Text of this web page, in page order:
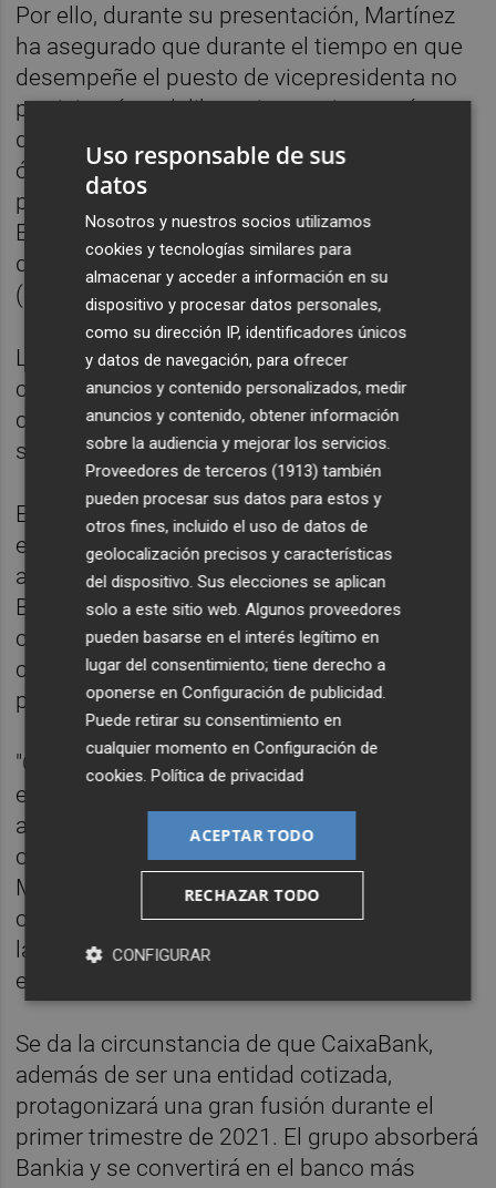
Por ello, durante su presentación, Martínez
ha asegurado que durante el tiempo en que
desempeñe el puesto de vicepresidenta no
participará en deliberaciones ni tomará
decisiones sobre CaixaBank, tanto en los
órganos colegiados de la CNMV como en
puestos natos que ocuparía en el Banco de
España o en la Comisión Rectora del Fondo
de Reestructuración Ordenada Bancaria
(FROB).
La candidata ha añadido que no le constan
conflictos de interés con otras entidades
cotizadas, así como tampoco por parte de
su pareja ni de su familia directa.
En cualquier caso, ha subrayado que su
experiencia en el asesoramiento directo de
altos cargos, tanto en la CNMV como en el
Banco de España, le hace ser "muy
consciente" de la responsabilidad que
conlleva el puesto para el que ha sido
propuesta.
"Conozco la necesidad de ser
extremadamente cuidadosa con cualquier
aspecto que pueda poner en duda mi
credibilidad e independencia", ha apostillado
Martínez, quien ha añadido que también le
constan los "rigurosos" procedimientos que
la propia CNMV tiene establecidos para
evitar tales situaciones.
Se da la circunstancia de que CaixaBank,
además de ser una entidad cotizada,
protagonizará una gran fusión durante el
primer trimestre de 2021. El grupo absorberá
Bankia y se convertirá en el banco más
Uso responsable de sus
datos
Nosotros y nuestros socios utilizamos
cookies y tecnologías similares para
almacenar y acceder a información en su
dispositivo y procesar datos personales,
como su dirección IP, identificadores únicos
y datos de navegación, para ofrecer
anuncios y contenido personalizados, medir
anuncios y contenido, obtener información
sobre la audiencia y mejorar los servicios.
Proveedores de terceros (1913) también
pueden procesar sus datos para estos y
otros fines, incluido el uso de datos de
geolocalización precisos y características
del dispositivo. Sus elecciones se aplican
solo a este sitio web. Algunos proveedores
pueden basarse en el interés legítimo en
lugar del consentimiento; tiene derecho a
oponerse enConfiguración de publicidad.
Puede retirar su consentimiento en
cualquier momento enConfiguración de
cookies.Política de privacidad
ACEPTAR TODO
RECHAZAR TODO
CONFIGURAR